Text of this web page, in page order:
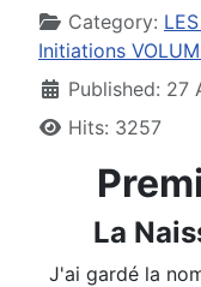
Category:
Initiations
Published: 27
Hits: 3257
La
J'ai gardé la